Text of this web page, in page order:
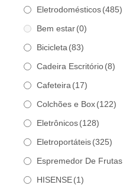
Eletrodomésticos (485)
Bem estar (0)
Bicicleta (83)
Cadeira Escritório (8)
Cafeteira (17)
Colchões e Box (122)
Eletrônicos (128)
Eletroportáteis (325)
Espremedor De Frutas
HISENSE (1)